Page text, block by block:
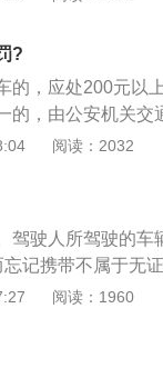
，吊销满两年后才
?
的，应处200元以
的，由公安机关
驶证、机动车驾
3、造成交通事故
；5、强迫机动车
驶机动车，造成交
阅读：2032
驾驶人所驾驶的
记携带不属于无
分，车主的驾驶证
交通安全法》第十
阅读：1960